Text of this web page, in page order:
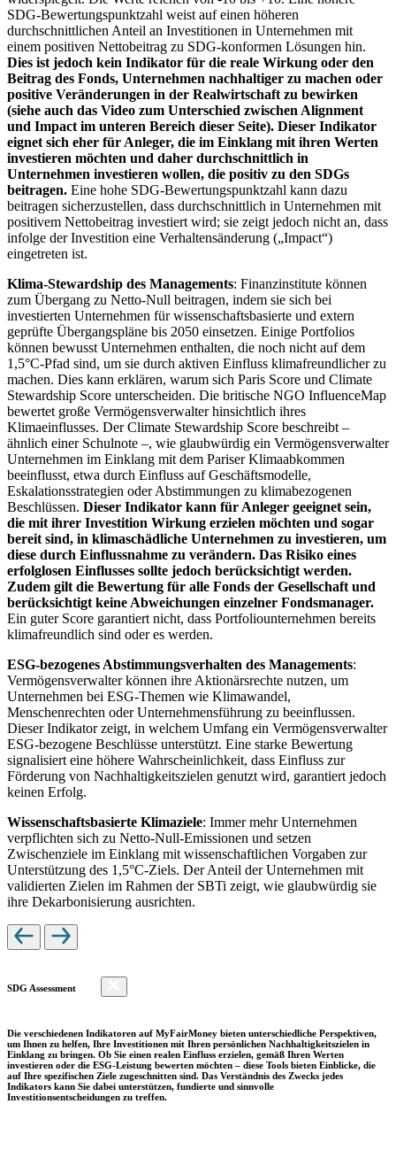
SDG-Bewertungspunktzahl weist auf einen höheren
durchschnittlichen Anteil an Investitionen in Unternehmen mit
einem positiven Nettobeitrag zu SDG-konformen Lösungen hin.
Dies ist jedoch kein Indikator für die reale Wirkung oder den
Beitrag des Fonds, Unternehmen nachhaltiger zu machen oder
positive Veränderungen in der Realwirtschaft zu bewirken
(siehe auch das Video zum Unterschied zwischen Alignment
und Impact im unteren Bereich dieser Seite). Dieser Indikator
eignet sich eher für Anleger, die im Einklang mit ihren Werten
investieren möchten und daher durchschnittlich in
Unternehmen investieren wollen, die positiv zu den SDGs
beitragen. Eine hohe SDG-Bewertungspunktzahl kann dazu
beitragen sicherzustellen, dass durchschnittlich in Unternehmen mit
positivem Nettobeitrag investiert wird; sie zeigt jedoch nicht an, dass
infolge der Investition eine Verhaltensänderung („Impact“)
eingetreten ist.
Klima-Stewardship des Managements: Finanzinstitute können
zum Übergang zu Netto-Null beitragen, indem sie sich bei
investierten Unternehmen für wissenschaftsbasierte und extern
geprüfte Übergangspläne bis 2050 einsetzen. Einige Portfolios
können bewusst Unternehmen enthalten, die noch nicht auf dem
1,5°C-Pfad sind, um sie durch aktiven Einfluss klimafreundlicher zu
machen. Dies kann erklären, warum sich Paris Score und Climate
Stewardship Score unterscheiden. Die britische NGO InfluenceMap
bewertet große Vermögensverwalter hinsichtlich ihres
Klimaeinflusses. Der Climate Stewardship Score beschreibt –
ähnlich einer Schulnote –, wie glaubwürdig ein Vermögensverwalter
Unternehmen im Einklang mit dem Pariser Klimaabkommen
beeinflusst, etwa durch Einfluss auf Geschäftsmodelle,
Eskalationsstrategien oder Abstimmungen zu klimabezogenen
Beschlüssen. Dieser Indikator kann für Anleger geeignet sein,
die mit ihrer Investition Wirkung erzielen möchten und sogar
bereit sind, in klimaschädliche Unternehmen zu investieren, um
diese durch Einflussnahme zu verändern. Das Risiko eines
erfolglosen Einflusses sollte jedoch berücksichtigt werden.
Zudem gilt die Bewertung für alle Fonds der Gesellschaft und
berücksichtigt keine Abweichungen einzelner Fondsmanager.
Ein guter Score garantiert nicht, dass Portfoliounternehmen bereits
klimafreundlich sind oder es werden.
ESG-bezogenes Abstimmungsverhalten des Managements:
Vermögensverwalter können ihre Aktionärsrechte nutzen, um
Unternehmen bei ESG-Themen wie Klimawandel,
Menschenrechten oder Unternehmensführung zu beeinflussen.
Dieser Indikator zeigt, in welchem Umfang ein Vermögensverwalter
ESG-bezogene Beschlüsse unterstützt. Eine starke Bewertung
signalisiert eine höhere Wahrscheinlichkeit, dass Einfluss zur
Förderung von Nachhaltigkeitszielen genutzt wird, garantiert jedoch
keinen Erfolg.
Wissenschaftsbasierte Klimaziele: Immer mehr Unternehmen
verpflichten sich zu Netto-Null-Emissionen und setzen
Zwischenziele im Einklang mit wissenschaftlichen Vorgaben zur
Unterstützung des 1,5°C-Ziels. Der Anteil der Unternehmen mit
validierten Zielen im Rahmen der SBTi zeigt, wie glaubwürdig sie
ihre Dekarbonisierung ausrichten.
SDG Assessment
Die verschiedenen Indikatoren auf MyFairMoney bieten unterschiedliche Perspektiven,
um Ihnen zu helfen, Ihre Investitionen mit Ihren persönlichen Nachhaltigkeitszielen in
Einklang zu bringen. Ob Sie einen realen Einfluss erzielen, gemäß Ihren Werten
investieren oder die ESG-Leistung bewerten möchten – diese Tools bieten Einblicke, die
auf Ihre spezifischen Ziele zugeschnitten sind. Das Verständnis des Zwecks jedes
Indikators kann Sie dabei unterstützen, fundierte und sinnvolle
Investitionsentscheidungen zu treffen.